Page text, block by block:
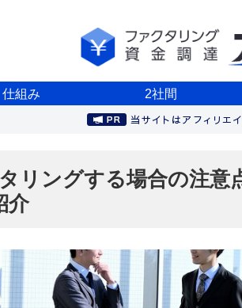
仕組み 2社間
リングする場合の注意
介